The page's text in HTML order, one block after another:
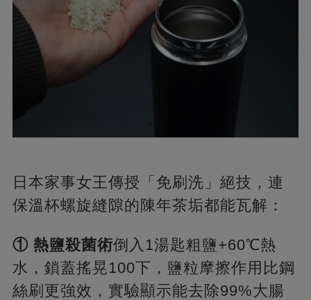
日本家事女王傳授「免刷洗」絕技，連
保溫杯螺旋縫隙的陳年茶垢都能瓦解：
​① 熱鹽殺菌術​​倒入1湯匙粗鹽+60℃熱
水，鎖蓋搖晃100下，鹽粒摩擦作用比鋼
絲刷更強效，實驗顯示能去除99%大腸